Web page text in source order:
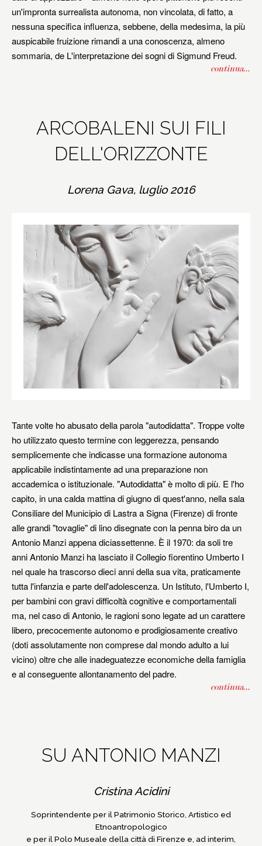
un'impronta surrealista autonoma, non vincolata, di fatto, a
nessuna specifica influenza, sebbene, della medesima, la più
auspicabile fruizione rimandi a una conoscenza, almeno
sommaria, de L'interpretazione dei sogni di Sigmund Freud.
continua...
ARCOBALENI SUI FILI
DELL'ORIZZONTE
Lorena Gava, luglio 2016
Tante volte ho abusato della parola "autodidatta". Troppe volte
ho utilizzato questo termine con leggerezza, pensando
semplicemente che indicasse una formazione autonoma
applicabile indistintamente ad una preparazione non
accademica o istituzionale. "Autodidatta" è molto di più. E l'ho
capito, in una calda mattina di giugno di quest'anno, nella sala
Consiliare del Municipio di Lastra a Signa (Firenze) di fronte
alle grandi "tovaglie" di lino disegnate con la penna biro da un
Antonio Manzi appena diciassettenne. È il 1970: da soli tre
anni Antonio Manzi ha lasciato il Collegio fiorentino Umberto I
nel quale ha trascorso dieci anni della sua vita, praticamente
tutta l'infanzia e parte dell'adolescenza. Un Istituto, l'Umberto I,
per bambini con gravi difficoltà cognitive e comportamentali
ma, nel caso di Antonio, le ragioni sono legate ad un carattere
libero, precocemente autonomo e prodigiosamente creativo
(doti assolutamente non comprese dal mondo adulto a lui
vicino) oltre che alle inadeguatezze economiche della famiglia
e al conseguente allontanamento del padre.
continua...
SU ANTONIO MANZI
Cristina Acidini
Soprintendente per il Patrimonio Storico, Artistico ed
Etnoantropologico
e per il Polo Museale della città di Firenze e, ad interim,